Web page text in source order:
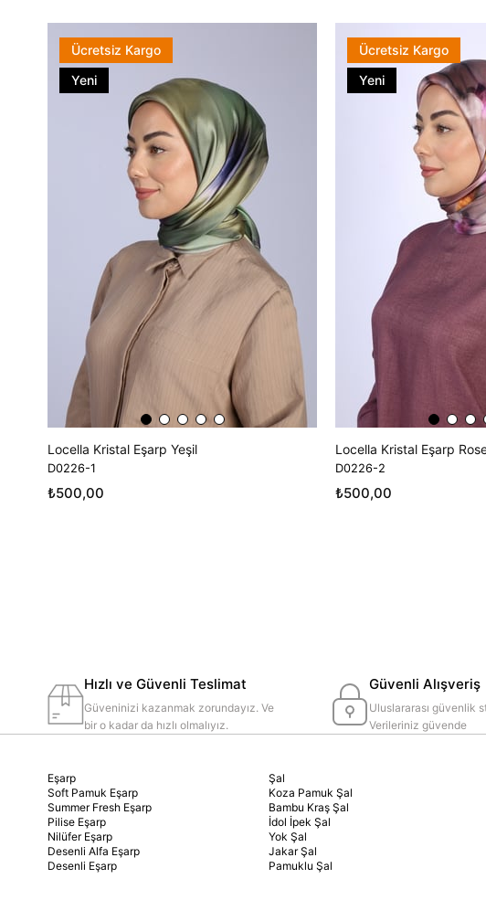
Locella Kristal Eşarp Yeşil
D0226-1
₺500,00
Ücretsiz Kargo
Yeni
Locella Kristal Eşarp
D0226-2
₺500,00
Ücretsiz Kargo
Yeni
Hızlı ve Güvenli Teslimat
Güveninizi kazanmak zorundayız. Ve
bir o kadar da hızlı olmalıyız.
Güvenli Alışveriş
Uluslararası güvenlik
Verileriniz güvende
Eşarp
Soft Pamuk Eşarp
Summer Fresh Eşarp
Pilise Eşarp
Nilüfer Eşarp
Desenli Alfa Eşarp
Desenli Eşarp
Şal
Koza Pamuk Şal
Bambu Kraş Şal
İdol İpek Şal
Yok Şal
Jakar Şal
Pamuklu Şal